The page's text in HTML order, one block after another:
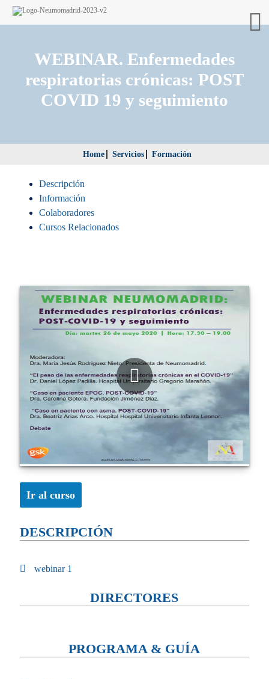
WEBINAR. Enfermedades
respiratorias crónicas: POST
COVID 19 y seguimiento
Home Servicios Formación
Descripción
Información
Colaboradores
Cursos Relacionados
DESCRIPCIÓN
webinar 1
DIRECTORES
PROGRAMA & GUÍA
Ir al curso